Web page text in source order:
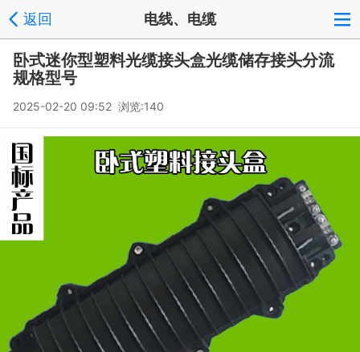
返回 电线、电缆
卧式迷你型塑料光缆接头盒光缆储存接头分流
规格型号
2025-02-20 09:52 浏览:140